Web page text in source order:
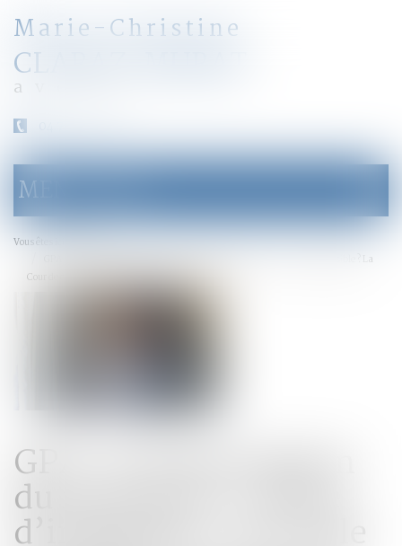
Marie-Christine
CLARAZ-MURAT
avocat
le
menu
MENU
Vous êtes ici :
GPA : la transcription du nom de la « mère d’intention » est-elle possible ? La
Cour de cassation demande l’avis de la CEDH
GPA : la transcription
du nom de la « mère
d’intention » est-elle